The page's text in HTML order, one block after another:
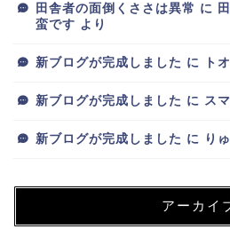
田舎者の面倒くささは異常 に
蛮です より
新ブログが完成しました に ト
新ブログが完成しました に ス
新ブログが完成しました に り
アーカイ